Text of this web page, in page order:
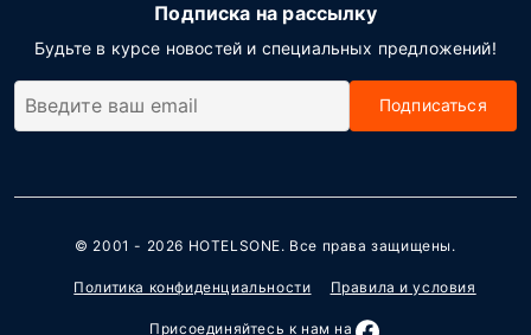
Подписка на рассылку
Будьте в курсе новостей и специальных предложений!
Подписаться
© 2001 - 2026 HOTELSONE. Все права защищены.
Политика конфиденциальности Правила и условия
Присоединяйтесь к нам на